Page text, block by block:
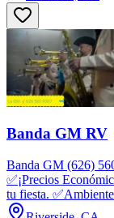
Banda GM RV
Banda GM (626)
✅¡Precios
tu fiesta.